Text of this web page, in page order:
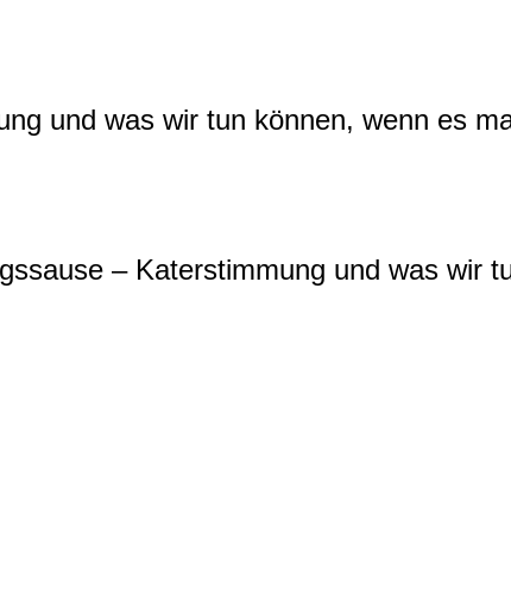
und was wir tun können, wenn es
– Katerstimmung und was wir